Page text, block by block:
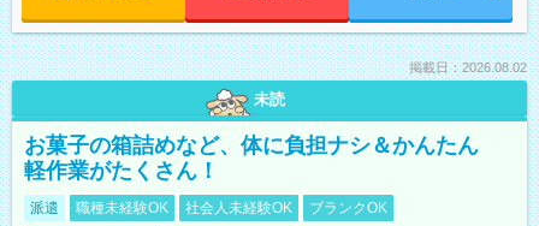
掲載日：2026.08.02
未読
お菓子の箱詰めなど、体に負担ナシ＆かんたん
軽作業がたくさん！
派遣 職種未経験OK 社会人未経験OK
ブランクOK